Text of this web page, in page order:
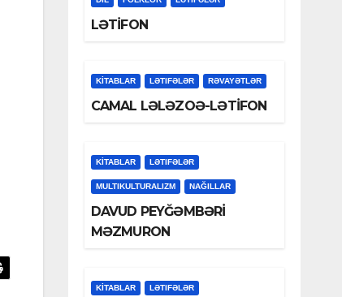
LƏTİFON
KİTABLAR LƏTIFƏLƏR RƏVAYƏTLƏR
CAMAL LƏLƏZOƏ-LƏTİFON
KİTABLAR LƏTIFƏLƏR
MULTIKULTURALIZM NAĞILLAR
DAVUD PEYĞƏMBƏRİ
MƏZMURON
KİTABLAR LƏTIFƏLƏR